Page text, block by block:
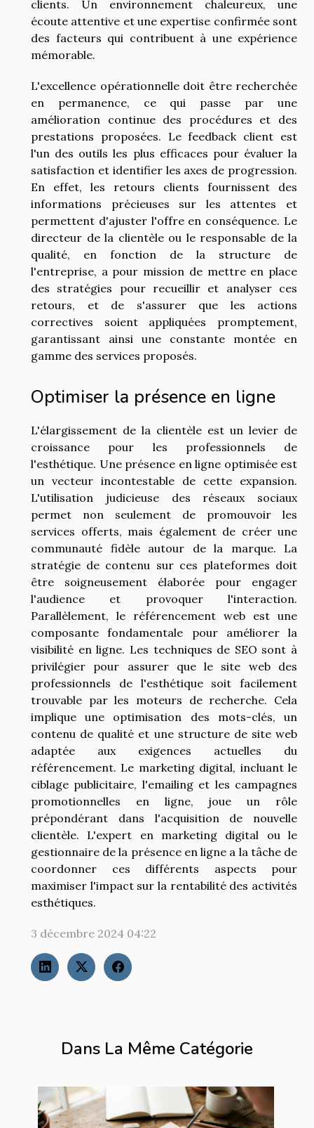
Dans La Même Catégorie
clients. Un environnement chaleureux, une
écoute attentive et une expertise confirmée sont
des facteurs qui contribuent à une expérience
mémorable.
L'excellence opérationnelle doit être recherchée
en permanence, ce qui passe par une
amélioration continue des procédures et des
prestations proposées. Le feedback client est
l'un des outils les plus efficaces pour évaluer la
satisfaction et identifier les axes de progression.
En effet, les retours clients fournissent des
informations précieuses sur les attentes et
permettent d'ajuster l'offre en conséquence. Le
directeur de la clientèle ou le responsable de la
qualité, en fonction de la structure de
l'entreprise, a pour mission de mettre en place
des stratégies pour recueillir et analyser ces
retours, et de s'assurer que les actions
correctives soient appliquées promptement,
garantissant ainsi une constante montée en
gamme des services proposés.
Optimiser la présence en ligne
L'élargissement de la clientèle est un levier de
croissance pour les professionnels de
l'esthétique. Une présence en ligne optimisée est
un vecteur incontestable de cette expansion.
L'utilisation judicieuse des réseaux sociaux
permet non seulement de promouvoir les
services offerts, mais également de créer une
communauté fidèle autour de la marque. La
stratégie de contenu sur ces plateformes doit
être soigneusement élaborée pour engager
l'audience et provoquer l'interaction.
Parallèlement, le référencement web est une
composante fondamentale pour améliorer la
visibilité en ligne. Les techniques de SEO sont à
privilégier pour assurer que le site web des
professionnels de l'esthétique soit facilement
trouvable par les moteurs de recherche. Cela
implique une optimisation des mots-clés, un
contenu de qualité et une structure de site web
adaptée aux exigences actuelles du
référencement. Le marketing digital, incluant le
ciblage publicitaire, l'emailing et les campagnes
promotionnelles en ligne, joue un rôle
prépondérant dans l'acquisition de nouvelle
clientèle. L'expert en marketing digital ou le
gestionnaire de la présence en ligne a la tâche de
coordonner ces différents aspects pour
maximiser l'impact sur la rentabilité des activités
esthétiques.
3 décembre 2024 04:22